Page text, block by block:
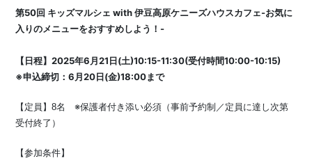
第50回 キッズマルシェ with 伊豆高原ケニーズハウスカフェ-お気に
入りのメニューをおすすめしよう！-
【日程】2025年6月21日(土)10:15-11:30(受付時間10:00-10:15)
※申込締切：6月20日(金)18:00まで
【定員】8名 ※保護者付き添い必須（事前予約制／定員に達し次第
受付終了）
【参加条件】